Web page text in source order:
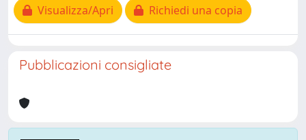
Visualizza/Apri
Richiedi una copia
Pubblicazioni consigliate